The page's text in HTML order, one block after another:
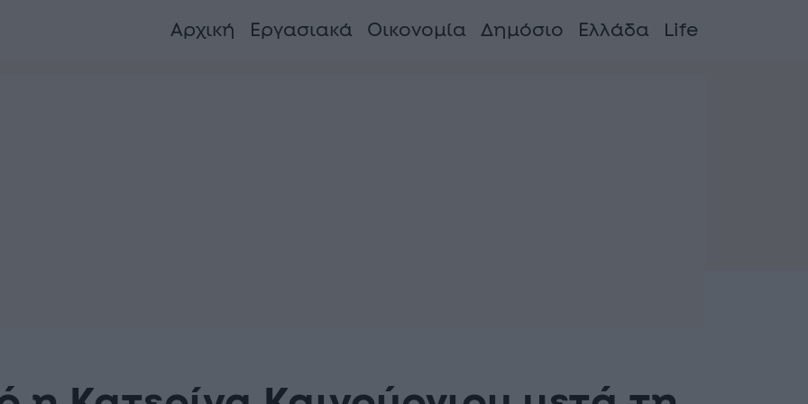
Αρχική
Εργασιακά Οικονομία Δημόσιο Ελλάδα Life